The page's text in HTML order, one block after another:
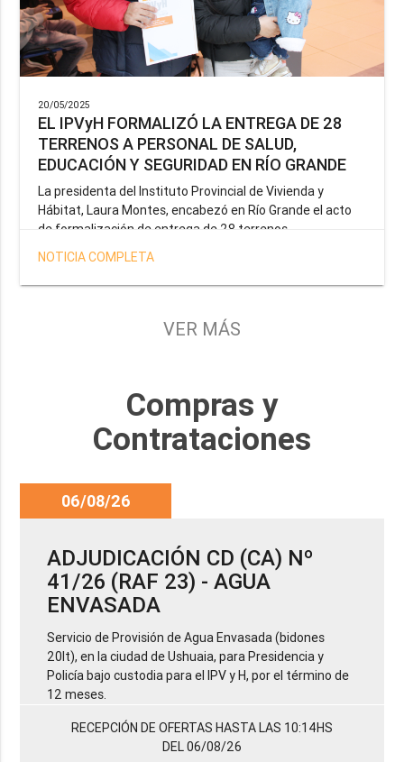
20/05/2025
EL IPVyH FORMALIZÓ LA ENTREGA DE 28
TERRENOS A PERSONAL DE SALUD,
EDUCACIÓN Y SEGURIDAD EN RÍO GRANDE
La presidenta del Instituto Provincial de Vivienda y
Hábitat, Laura Montes, encabezó en Río Grande el acto
de formalización de entrega de 28 terrenos
correspondientes a la operatoria especial anunciada por
el Gobernador Gustavo Melella, la cual tiene como
objetivo brindar una solución habitacional a docentes,
Provincia y del Servicio Penitenciario.
NOTICIA COMPLETA
VER MÁS
Compras y
Contrataciones
06/08/26
ADJUDICACIÓN CD (CA) Nº
41/26 (RAF 23) - AGUA
ENVASADA
Servicio de Provisión de Agua Envasada (bidones
20lt), en la ciudad de Ushuaia, para Presidencia y
Policía bajo custodia para el IPV y H, por el término de
12 meses.
RECEPCIÓN DE OFERTAS HASTA LAS 10:14HS
DEL 06/08/26